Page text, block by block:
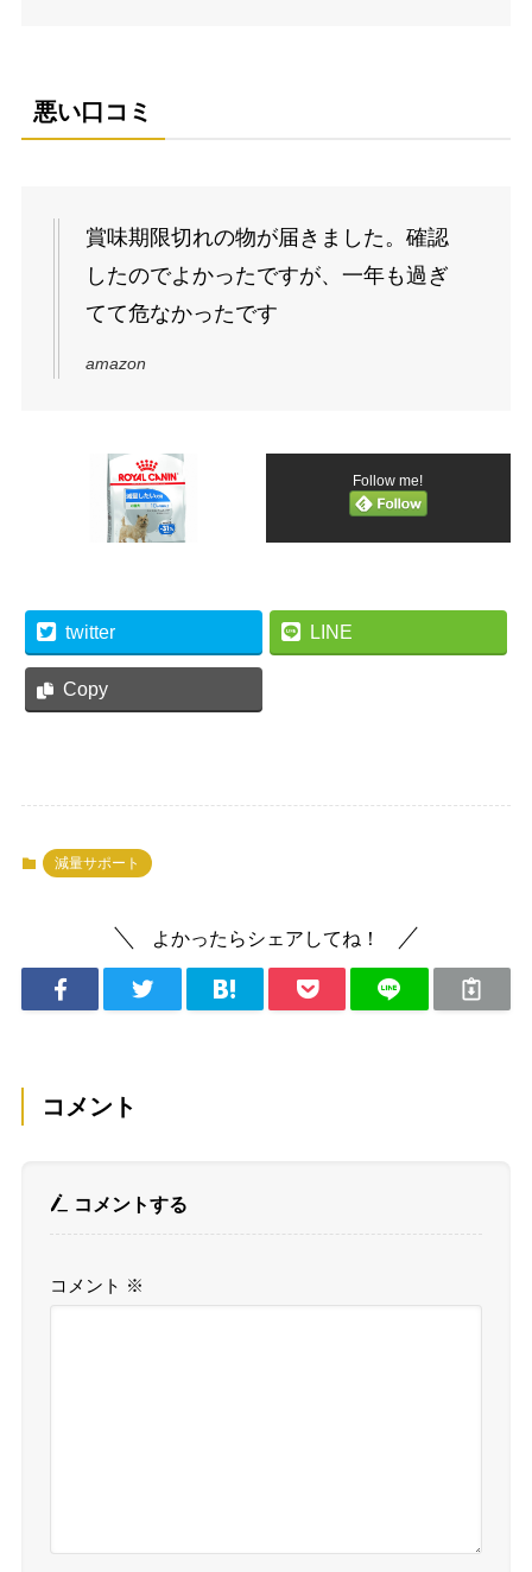
悪い口コミ
賞味期限切れの物が届きました。確認
したのでよかったですが、一年も過ぎ
てて危なかったです
amazon
Follow me!
twitter LINE
Copy
減量サポート
よかったらシェアしてね！
コメント
コメントする
コメント ※